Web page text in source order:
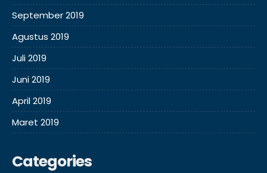
September 2019
Agustus 2019
Juli 2019
Juni 2019
April 2019
Maret 2019
Categories